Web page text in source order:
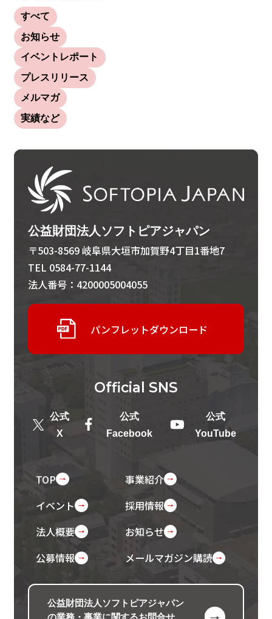
すべて
お知らせ
イベントレポート
プレスリリース
メルマガ
実績など
公益財団法人ソフトピアジャパン
〒503-8569 岐阜県大垣市加賀野4丁目1番地7
TEL 0584-77-1144
法人番号：4200005004055
パンフレットダウンロード
Official SNS
公式
X
公式
Facebook
公式
YouTube
TOP
事業紹介
イベント
採用情報
法人概要
お知らせ
公募情報
メールマガジン購読
公益財団法人ソフトピアジャパン